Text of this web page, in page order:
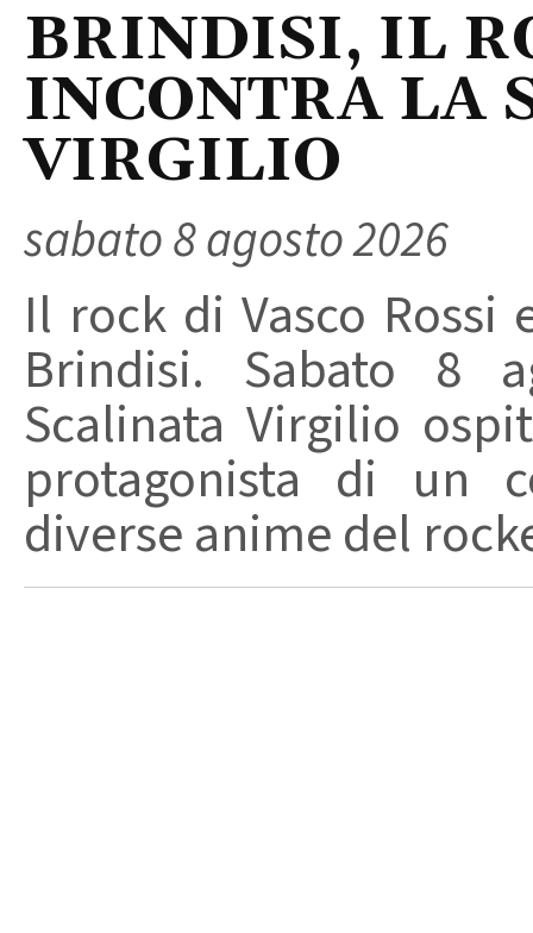
BRINDISI, IL
INCONTRA LA
VIRGILIO
sabato 8 agosto 2026
Il rock di Vasco
Brindisi. Sabato 8
Scalinata Virgilio
protagonista di un
diverse anime del